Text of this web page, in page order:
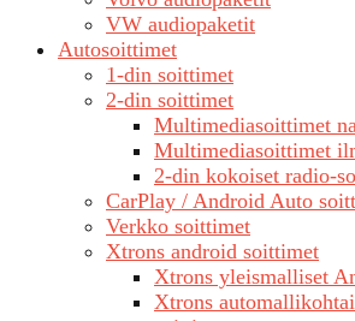
VW audiopaketit
Autosoittimet
1-din soittimet
2-din soittimet
Multimediasoittimet
Multimediasoittimet
2-din kokoiset radio-
CarPlay / Android Auto
Verkko soittimet
Xtrons android soittimet
Xtrons yleismalliset
Xtrons